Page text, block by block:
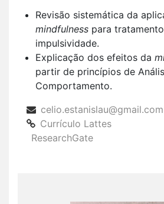
Revisão sistemática da
mindfulness para
impulsividade.
Explicação dos efeitos da
partir de princípios de
Comportamento.
celio.estanislau@gmail.com
Currículo Lattes
ResearchGate